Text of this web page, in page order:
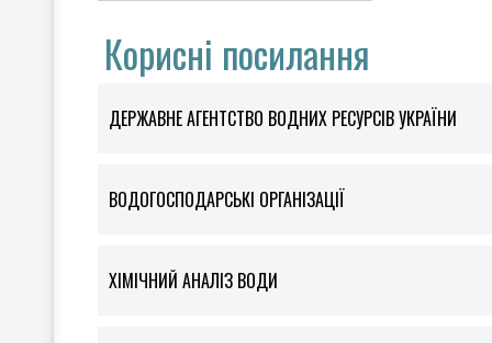
Корисні посилання
ДЕРЖАВНЕ АГЕНТСТВО ВОДНИХ РЕСУРСІВ УКРАЇНИ
ВОДОГОСПОДАРСЬКІ ОРГАНІЗАЦІЇ
ХІМІЧНИЙ АНАЛІЗ ВОДИ